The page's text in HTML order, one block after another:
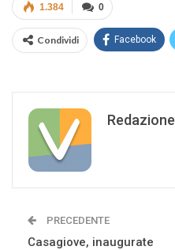
0
1.384
Condividi Facebook
Redazione
PRECEDENTE
Casagiove, inaugurate